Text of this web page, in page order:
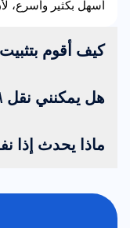
أسهل بكثير وأسرع،
كيف أقوم بتثبيت eSIM؟
هل يمكنني نقل eSIM من جهاز إلى آخر؟
ماذا يحدث إذا